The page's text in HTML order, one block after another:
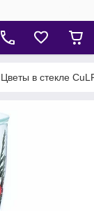
Цветы в стекле